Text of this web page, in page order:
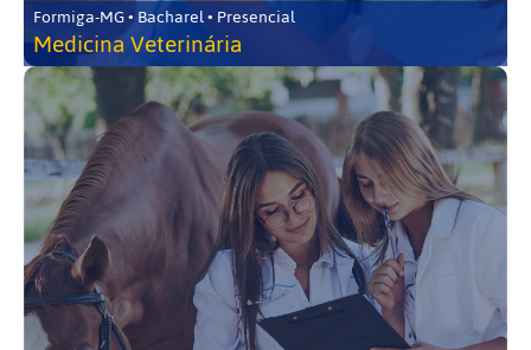
Formiga-MG • Bacharel • Presencial
Medicina Veterinária